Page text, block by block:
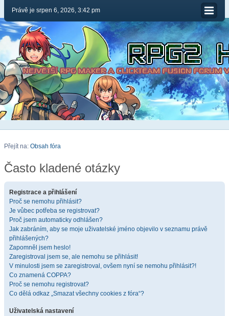
Právě je srpen 6, 2026, 3:42 pm
Přejít na: Obsah fóra
Často kladené otázky
Registrace a přihlášení
Proč se nemohu přihlásit?
Je vůbec potřeba se registrovat?
Proč jsem automaticky odhlášen?
Jak zabráním, aby se moje uživatelské jméno objevilo v seznamu právě
přihlášených?
Zapomněl jsem heslo!
Zaregistroval jsem se, ale nemohu se přihlásit!
V minulosti jsem se zaregistroval, ovšem nyní se nemohu přihlásit?!
Co znamená COPPA?
Proč se nemohu registrovat?
Co dělá odkaz „Smazat všechny cookies z fóra“?
Uživatelská nastavení